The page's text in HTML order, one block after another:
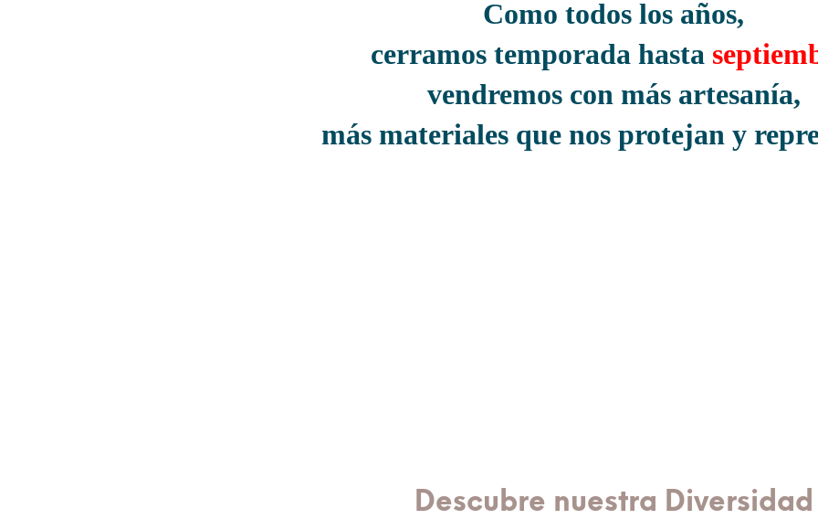
Como todos los años,
cerramos temporada hasta
vendremos con más artesanía,
más materiales que nos protejan y
Descubre nuestra Diversidad